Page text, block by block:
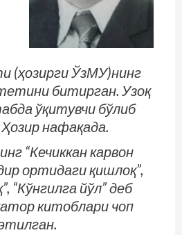
(ҳозирги ЎзМУ)нинг
битирган. Узоқ
ўқитувчи бўлиб
нафақада.
“Кечиккан карвон
ортидаги қишлоқ”,
“Кўнгилга йўл” деб
китоблари чоп